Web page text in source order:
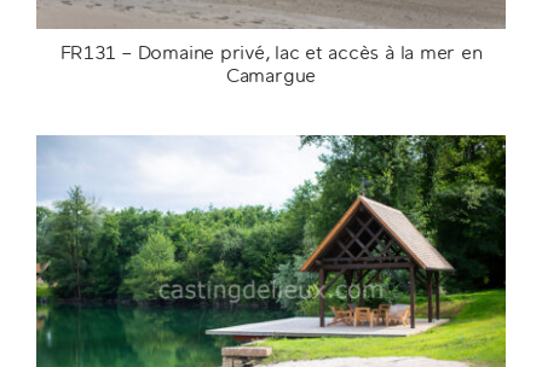
FR131 – Domaine privé, lac et accès à la mer
en Camargue
FR131 – Domaine privé, lac et accès à la mer en
Camargue